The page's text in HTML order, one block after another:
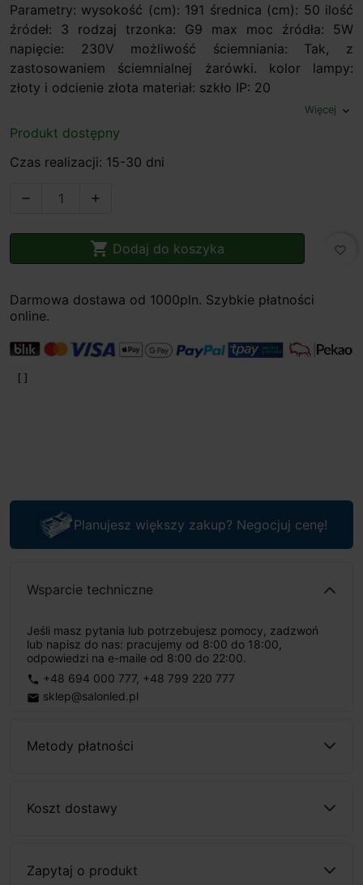
Parametry: wysokość (cm): 191 średnica (cm): 50 ilość
źródeł: 3 rodzaj trzonka: G9 max moc źródła: 5W
napięcie: 230V możliwość ściemniania: Tak, z
zastosowaniem ściemnialnej żarówki. kolor lampy:
złoty i odcienie złota materiał: szkło IP: 20
Więcej expand_more
Produkt dostępny
Czas realizacji: 15-30 dni
 
 Dodaj do koszyka favorite_border
Darmowa dostawa od 1000pln. Szybkie płatności
online.
Planujesz większy zakup? Negocjuj cenę!
Wsparcie techniczne
Jeśli masz pytania lub potrzebujesz pomocy, zadzwoń
lub napisz do nas: pracujemy od 8:00 do 18:00,
odpowiedzi na e-maile od 8:00 do 22:00.
phone +48 694 000 777, +48 799 220 777
email sklep@salonled.pl
Metody płatności
Koszt dostawy
Zapytaj o produkt